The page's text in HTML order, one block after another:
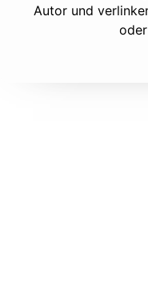
Autor und